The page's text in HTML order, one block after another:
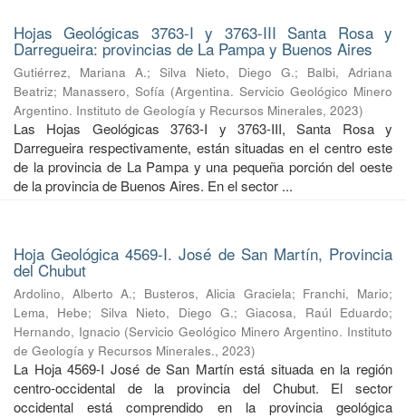
Hojas Geológicas 3763-I y 3763-III Santa Rosa y
Darregueira: provincias de La Pampa y Buenos Aires
Gutiérrez, Mariana A.; Silva Nieto, Diego G.; Balbi, Adriana
Beatriz; Manassero, Sofía (Argentina. Servicio Geológico Minero
Argentino. Instituto de Geología y Recursos Minerales, 2023)
Las Hojas Geológicas 3763-I y 3763-III, Santa Rosa y
Darregueira respectivamente, están situadas en el centro este
de la provincia de La Pampa y una pequeña porción del oeste
de la provincia de Buenos Aires. En el sector ...
Hoja Geológica 4569-I. José de San Martín, Provincia
del Chubut
Ardolino, Alberto A.; Busteros, Alicia Graciela; Franchi, Mario;
Lema, Hebe; Silva Nieto, Diego G.;Giacosa, Raúl Eduardo;
Hernando, Ignacio (Servicio Geológico Minero Argentino. Instituto
de Geología y Recursos Minerales., 2023)
La Hoja 4569-I José de San Martín está situada en la región
centro-occidental de la provincia del Chubut. El sector
occidental está comprendido en la provincia geológica